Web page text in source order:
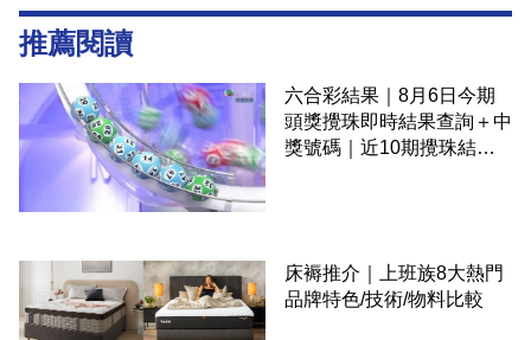
推薦閱讀
六合彩結果｜8月6日今期
頭獎攪珠即時結果查詢＋中
獎號碼｜近10期攪珠結果
床褥推介｜上班族8大熱門
品牌特色/技術/物料比較